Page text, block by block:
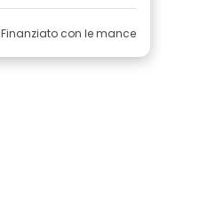
Finanziato con le mance